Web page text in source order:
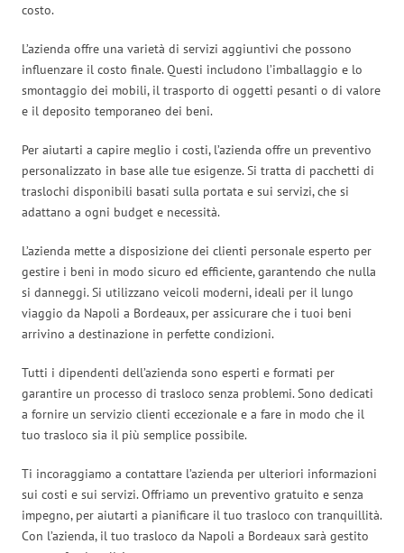
costo.
L’azienda offre una varietà di servizi aggiuntivi che possono
influenzare il costo finale. Questi includono l’imballaggio e lo
smontaggio dei mobili, il trasporto di oggetti pesanti o di valore
e il deposito temporaneo dei beni.
Per aiutarti a capire meglio i costi, l’azienda offre un preventivo
personalizzato in base alle tue esigenze. Si tratta di pacchetti di
traslochi disponibili basati sulla portata e sui servizi, che si
adattano a ogni budget e necessità.
L’azienda mette a disposizione dei clienti personale esperto per
gestire i beni in modo sicuro ed efficiente, garantendo che nulla
si danneggi. Si utilizzano veicoli moderni, ideali per il lungo
viaggio da Napoli a Bordeaux, per assicurare che i tuoi beni
arrivino a destinazione in perfette condizioni.
Tutti i dipendenti dell’azienda sono esperti e formati per
garantire un processo di trasloco senza problemi. Sono dedicati
a fornire un servizio clienti eccezionale e a fare in modo che il
tuo trasloco sia il più semplice possibile.
Ti incoraggiamo a contattare l’azienda per ulteriori informazioni
sui costi e sui servizi. Offriamo un preventivo gratuito e senza
impegno, per aiutarti a pianificare il tuo trasloco con tranquillità.
Con l’azienda, il tuo trasloco da Napoli a Bordeaux sarà gestito